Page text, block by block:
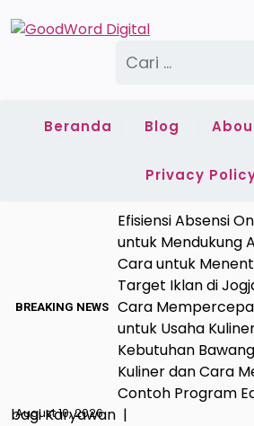
to
untuk:
Beranda Blog
Privacy
BREAKING NEWS
Efisiensi Absensi
untuk Mendukung
Cara untuk
Target Iklan di
Cara
untuk Usaha
Kebutuhan
Kuliner dan Cara
Contoh Program
bagi Karyawan |
August 10, 2026